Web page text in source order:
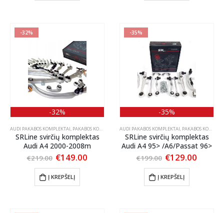
-32%
-32%
AUDI PAKABOS KOMPLEKTAI PAKABOS KOMPLEKTAI
SRLine svirčių komplektas
Audi A4 2000-2008m
€219.00 Original
was:
€219.00.
€149.00
Į KREPŠELĮ
-35%
-35%
AUDI PAKABOS KOMPLEKTAI PAKABOS KOMPLEKTAI
SRLine svirčių komplektas
Audi A4 95> /A6/Passat 96>
€199.00 Original
was:
€199.00.
€129.00
Į KREPŠELĮ